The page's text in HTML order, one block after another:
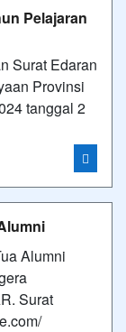
Pelajaran
Surat Edaran
Provinsi
tanggal 2
Alumni
Surat